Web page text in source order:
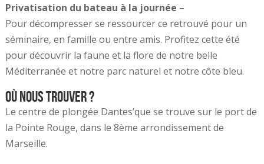
Privatisation du bateau à la journée –
Pour décompresser se ressourcer ce retrouvé pour un
séminaire, en famille ou entre amis. Profitez cette été
pour découvrir la faune et la flore de notre belle
Méditerranée et notre parc naturel et notre côte bleu.
Où nous trouver ?
Le centre de plongée Dantes’que se trouve sur le port de
la Pointe Rouge, dans le 8ème arrondissement de
Marseille.